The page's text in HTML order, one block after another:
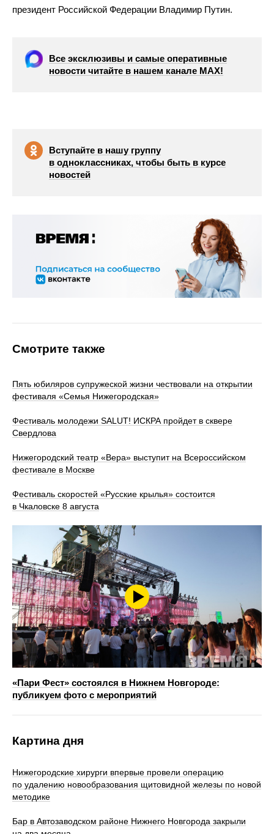
президент Российской Федерации Владимир Путин.
Все эксклюзивы и самые оперативные
новости читайте в нашем канале МАХ!
Вступайте в нашу группу
в одноклассниках, чтобы быть в курсе
новостей
Смотрите также
Пять юбиляров супружеской жизни чествовали на открытии
фестиваля «Семья Нижегородская»
Фестиваль молодежи SALUT! ИСКРА пройдет в сквере
Свердлова
Нижегородский театр «Вера» выступит на Всероссийском
фестивале в Москве
Фестиваль скоростей «Русские крылья» состоится
в Чкаловске 8 августа
«Пари Фест» состоялся в Нижнем Новгороде:
публикуем фото с мероприятий
Картина дня
Нижегородские хирурги впервые провели операцию
по удалению новообразования щитовидной железы по новой
методике
Бар в Автозаводском районе Нижнего Новгорода закрыли